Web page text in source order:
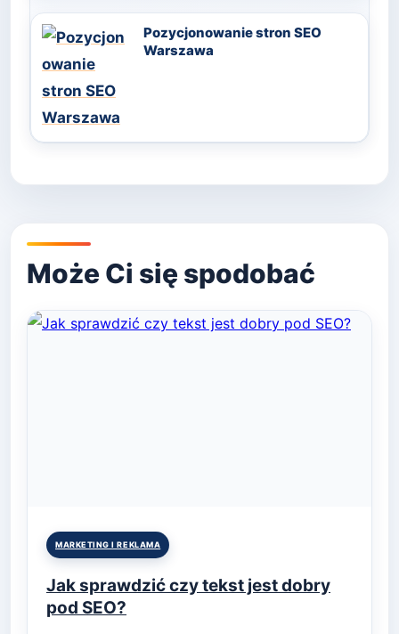
Pozycjonowanie stron SEO
Warszawa
Posted
MARKETING I REKLAMA
Jak sprawdzić czy tekst jest dobry
pod SEO?